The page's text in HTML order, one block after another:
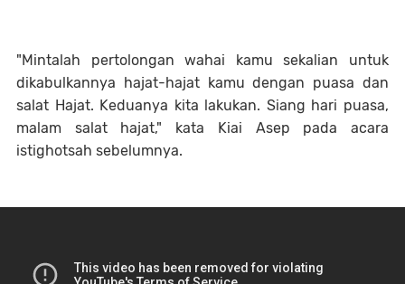
"Mintalah pertolongan wahai kamu sekalian untuk
dikabulkannya hajat-hajat kamu dengan puasa dan
salat Hajat. Keduanya kita lakukan. Siang hari puasa,
malam salat hajat," kata Kiai Asep pada acara
istighotsah sebelumnya.